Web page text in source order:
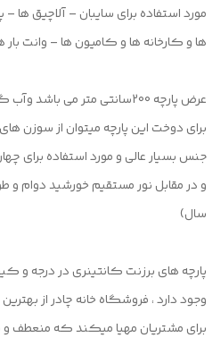
مورد استفاده برای سایبان – آلاچیق ها
ها و کارخانه ها و کامیون ها – وانت
عرض پارچه 200سانتی متر می باشد وآب گریز و ضدآب است.
برای دوخت این پارچه میتوان از سوزن های نمره 20 – 22
جنس بسیار عالی و مورد استفاده برای
سال)
پارچه های برزنت کانتینری در درجه و
وجود دارد ، فروشگاه خانه چادر از
برای مشتریان مهیا میکند که